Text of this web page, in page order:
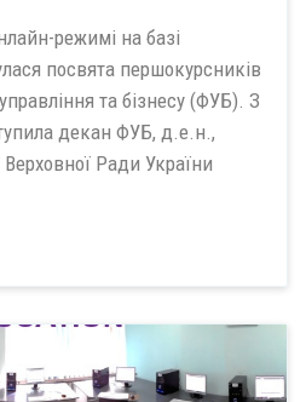
режимі на базі
посвята першокурсників
та бізнесу (ФУБ). З
декан ФУБ, д.е.н.,
Ради України